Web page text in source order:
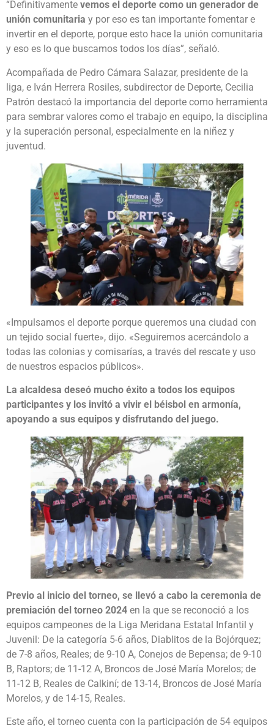
“Definitivamente vemos el deporte como un generador de
unión comunitaria y por eso es tan importante fomentar e
invertir en el deporte, porque esto hace la unión comunitaria
y eso es lo que buscamos todos los días”, señaló.
Acompañada de Pedro Cámara Salazar, presidente de la
liga, e Iván Herrera Rosiles, subdirector de Deporte, Cecilia
Patrón destacó la importancia del deporte como herramienta
para sembrar valores como el trabajo en equipo, la disciplina
y la superación personal, especialmente en la niñez y
juventud.
«Impulsamos el deporte porque queremos una ciudad con
un tejido social fuerte», dijo. «Seguiremos acercándolo a
todas las colonias y comisarías, a través del rescate y uso
de nuestros espacios públicos».
La alcaldesa deseó mucho éxito a todos los equipos
participantes y los invitó a vivir el béisbol en armonía,
apoyando a sus equipos y disfrutando del juego.
Previo al inicio del torneo, se llevó a cabo la ceremonia de
premiación del torneo 2024 en la que se reconoció a los
equipos campeones de la Liga Meridana Estatal Infantil y
Juvenil: De la categoría 5-6 años, Diablitos de la Bojórquez;
de 7-8 años, Reales; de 9-10 A, Conejos de Bepensa; de 9-10
B, Raptors; de 11-12 A, Broncos de José María Morelos; de
11-12 B, Reales de Calkiní; de 13-14, Broncos de José María
Morelos, y de 14-15, Reales.
Este año, el torneo cuenta con la participación de 54 equipos